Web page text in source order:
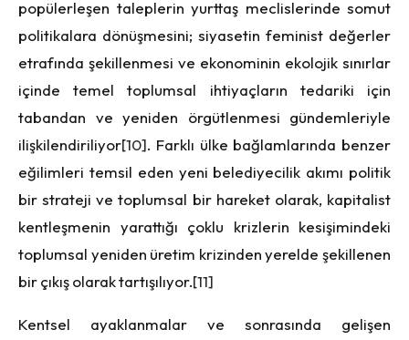
popülerleşen taleplerin yurttaş meclislerinde somut
politikalara dönüşmesini; siyasetin feminist değerler
etrafında şekillenmesi ve ekonominin ekolojik sınırlar
içinde temel toplumsal ihtiyaçların tedariki için
tabandan ve yeniden örgütlenmesi gündemleriyle
ilişkilendiriliyor[10]. Farklı ülke bağlamlarında benzer
eğilimleri temsil eden yeni belediyecilik akımı politik
bir strateji ve toplumsal bir hareket olarak, kapitalist
kentleşmenin yarattığı çoklu krizlerin kesişimindeki
toplumsal yeniden üretim krizinden yerelde şekillenen
bir çıkış olarak tartışılıyor.[11]
Kentsel ayaklanmalar ve sonrasında gelişen